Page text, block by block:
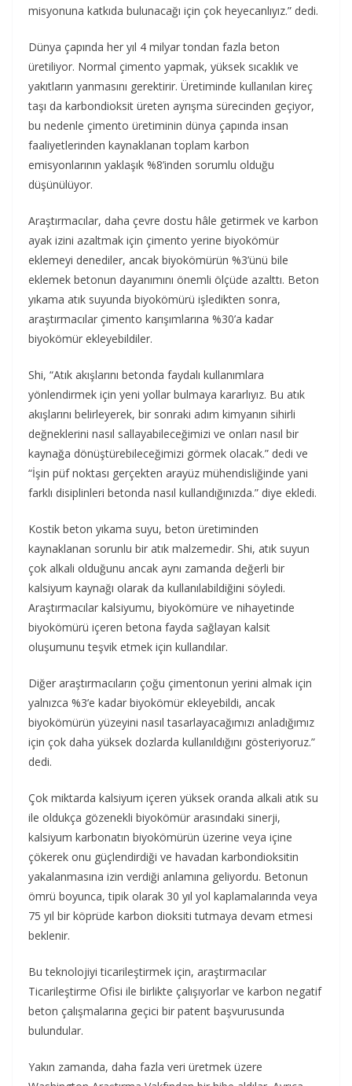
misyonuna katkıda bulunacağı için çok heyecanlıyız.” dedi.
Dünya çapında her yıl 4 milyar tondan fazla beton
üretiliyor. Normal çimento yapmak, yüksek sıcaklık ve
yakıtların yanmasını gerektirir. Üretiminde kullanılan kireç
taşı da karbondioksit üreten ayrışma sürecinden geçiyor,
bu nedenle çimento üretiminin dünya çapında insan
faaliyetlerinden kaynaklanan toplam karbon
emisyonlarının yaklaşık %8’inden sorumlu olduğu
düşünülüyor.
Araştırmacılar, daha çevre dostu hâle getirmek ve karbon
ayak izini azaltmak için çimento yerine biyokömür
eklemeyi denediler, ancak biyokömürün %3’ünü bile
eklemek betonun dayanımını önemli ölçüde azalttı. Beton
yıkama atık suyunda biyokömürü işledikten sonra,
araştırmacılar çimento karışımlarına %30’a kadar
biyokömür ekleyebildiler.
Shi, “Atık akışlarını betonda faydalı kullanımlara
yönlendirmek için yeni yollar bulmaya kararlıyız. Bu atık
akışlarını belirleyerek, bir sonraki adım kimyanın sihirli
değneklerini nasıl sallayabileceğimizi ve onları nasıl bir
kaynağa dönüştürebileceğimizi görmek olacak.” dedi ve
“İşin püf noktası gerçekten arayüz mühendisliğinde yani
farklı disiplinleri betonda nasıl kullandığınızda.” diye ekledi.
Kostik beton yıkama suyu, beton üretiminden
kaynaklanan sorunlu bir atık malzemedir. Shi, atık suyun
çok alkali olduğunu ancak aynı zamanda değerli bir
kalsiyum kaynağı olarak da kullanılabildiğini söyledi.
Araştırmacılar kalsiyumu, biyokömüre ve nihayetinde
biyokömürü içeren betona fayda sağlayan kalsit
oluşumunu teşvik etmek için kullandılar.
Diğer araştırmacıların çoğu çimentonun yerini almak için
yalnızca %3’e kadar biyokömür ekleyebildi, ancak
biyokömürün yüzeyini nasıl tasarlayacağımızı anladığımız
için çok daha yüksek dozlarda kullanıldığını gösteriyoruz.”
dedi.
Çok miktarda kalsiyum içeren yüksek oranda alkali atık su
ile oldukça gözenekli biyokömür arasındaki sinerji,
kalsiyum karbonatın biyokömürün üzerine veya içine
çökerek onu güçlendirdiği ve havadan karbondioksitin
yakalanmasına izin verdiği anlamına geliyordu. Betonun
ömrü boyunca, tipik olarak 30 yıl yol kaplamalarında veya
75 yıl bir köprüde karbon dioksiti tutmaya devam etmesi
beklenir.
Bu teknolojiyi ticarileştirmek için, araştırmacılar
Ticarileştirme Ofisi ile birlikte çalışıyorlar ve karbon negatif
beton çalışmalarına geçici bir patent başvurusunda
bulundular.
Yakın zamanda, daha fazla veri üretmek üzere